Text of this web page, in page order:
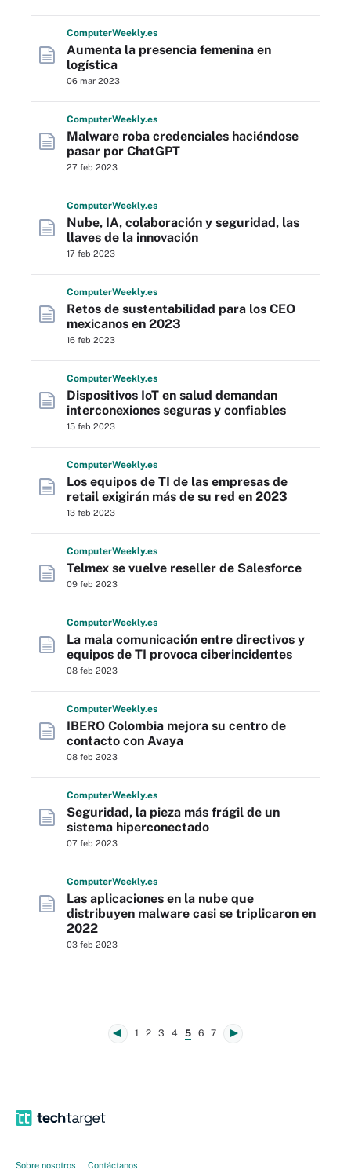
ComputerWeekly.es
Aumenta la presencia femenina en
logística
06 mar 2023
ComputerWeekly.es
Malware roba credenciales haciéndose
pasar por ChatGPT
27 feb 2023
ComputerWeekly.es
Nube, IA, colaboración y seguridad, las
llaves de la innovación
17 feb 2023
ComputerWeekly.es
Retos de sustentabilidad para los CEO
mexicanos en 2023
16 feb 2023
ComputerWeekly.es
Dispositivos IoT en salud demandan
interconexiones seguras y confiables
15 feb 2023
ComputerWeekly.es
Los equipos de TI de las empresas de
retail exigirán más de su red en 2023
13 feb 2023
ComputerWeekly.es
Telmex se vuelve reseller de Salesforce
09 feb 2023
ComputerWeekly.es
La mala comunicación entre directivos y
equipos de TI provoca ciberincidentes
08 feb 2023
ComputerWeekly.es
IBERO Colombia mejora su centro de
contacto con Avaya
08 feb 2023
ComputerWeekly.es
Seguridad, la pieza más frágil de un
sistema hiperconectado
07 feb 2023
ComputerWeekly.es
Las aplicaciones en la nube que
distribuyen malware casi se triplicaron en
2022
03 feb 2023
1 2 3 4 5 6 7
Sobre nosotros Contáctanos